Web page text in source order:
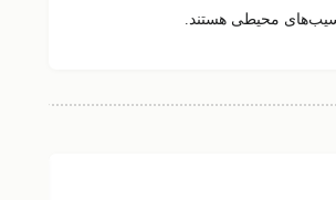
محیطی هستند.